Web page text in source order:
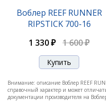
1 290 ₽
Воблер REEF RUNNER
RIPSTICK 700-16
1 330 ₽
1 600 ₽
Внимание: описание Воблер REEF
справочный характер и может
документации производителя на